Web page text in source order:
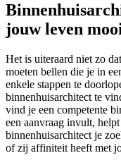
jouw leven
Het is uiteraard niet zo
moeten bellen die je in
enkele stappen te
binnenhuisarchitect te
vind je een competente
een aanvraag invult,
binnenhuisarchitect je
of zij affiniteit heeft met